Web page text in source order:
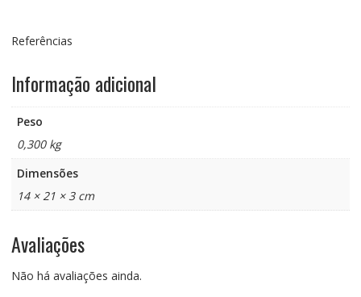
Referências
Informação adicional
Peso
0,300 kg
Dimensões
14 × 21 × 3 cm
Avaliações
Não há avaliações ainda.